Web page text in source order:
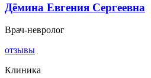
Дёмина Евгения Сергеевна
Врач-невролог
отзывы
Клиника